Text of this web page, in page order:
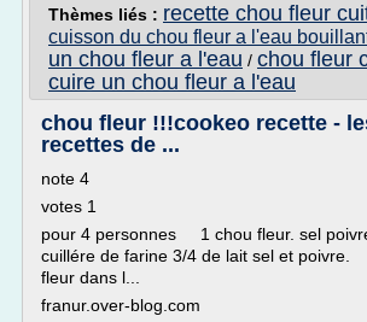
Thèmes liés : recette chou fleur
cuisson du chou fleur a l'eau
un chou fleur a l'eau / chou fleur
cuire un chou fleur a l'eau
chou fleur !!!cookeo recette -
recettes de ...
note 4
votes 1
pour 4 personnes 1 chou fleur. sel
cuillére de farine 3/4 de lait sel et
fleur dans l...
franur.over-blog.com